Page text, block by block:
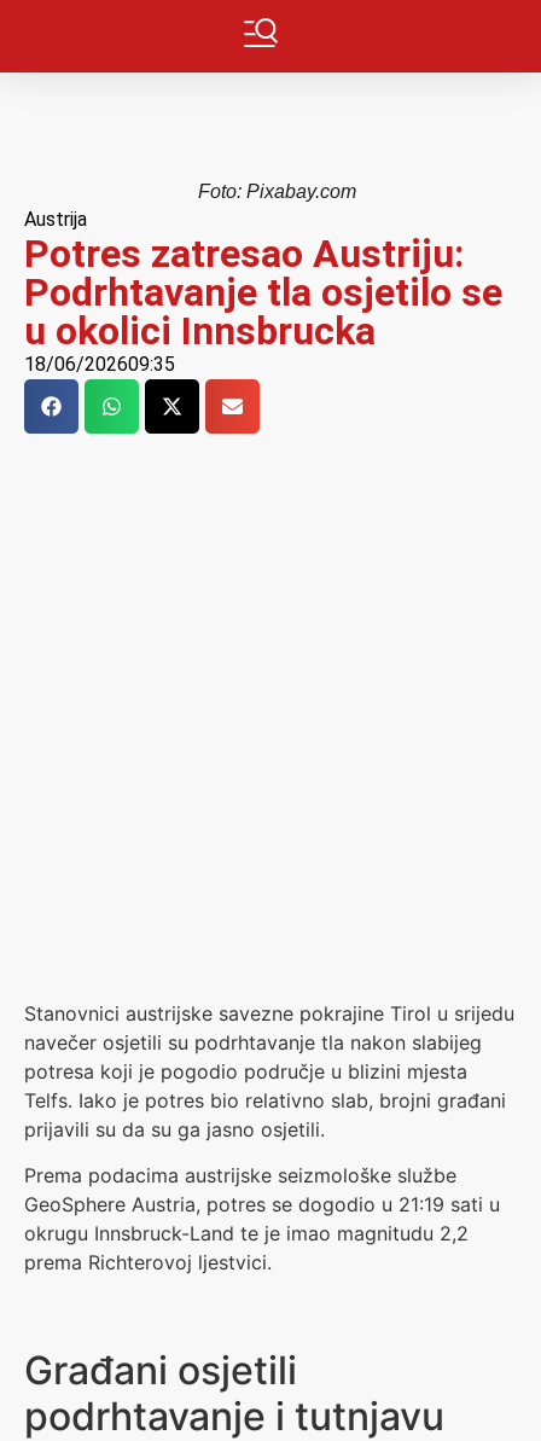
Foto: Pixabay.com
Austrija
Potres zatresao Austriju:
Podrhtavanje tla osjetilo se
u okolici Innsbrucka
18/06/202609:35
Stanovnici austrijske savezne pokrajine Tirol u srijedu
navečer osjetili su podrhtavanje tla nakon slabijeg
potresa koji je pogodio područje u blizini mjesta
Telfs. Iako je potres bio relativno slab, brojni građani
prijavili su da su ga jasno osjetili.
Prema podacima austrijske seizmološke službe
GeoSphere Austria, potres se dogodio u 21:19 sati u
okrugu Innsbruck-Land te je imao magnitudu 2,2
prema Richterovoj ljestvici.
Građani osjetili
podrhtavanje i tutnjavu